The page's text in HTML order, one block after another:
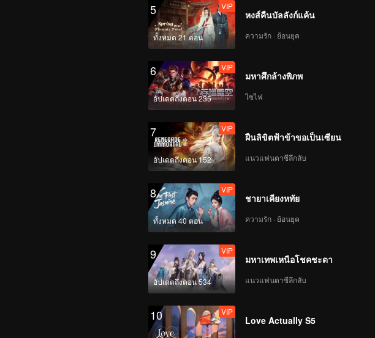
5
ทั้งหมด 21 ตอน
VIP
หงส์คืนบัลลังก์แค้น
ความรัก · ย้อนยุค
6
อัปเดตถึงตอน 235
VIP
มหาศึกล้างพิภพ
ไซไฟ
7
อัปเดตถึงตอน 152
VIP
ฝืนลิขิตฟ้าข้าขอเป็นเซียน
แนวแฟนตาซีลึกลับ
8
ทั้งหมด 40 ตอน
VIP
ชายาเคียงหทัย
ความรัก · ย้อนยุค
9
อัปเดตถึงตอน 534
VIP
มหาเทพเหนือโชคชะตา
แนวแฟนตาซีลึกลับ
10 VIP
Love Actually S5